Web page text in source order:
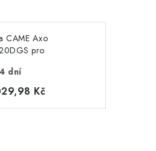
CAME Axo
pro
200kg s
801MP-
dní
Kč